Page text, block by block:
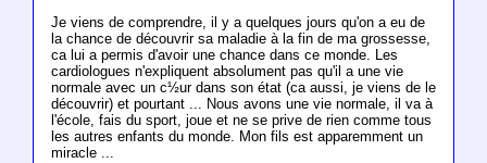
Je viens de comprendre, il y a quelques jours qu'on a eu de
la chance de découvrir sa maladie à la fin de ma grossesse,
ca lui a permis d'avoir une chance dans ce monde. Les
cardiologues n'expliquent absolument pas qu'il a une vie
normale avec un c½ur dans son état (ca aussi, je viens de le
découvrir) et pourtant ... Nous avons une vie normale, il va à
l'école, fais du sport, joue et ne se prive de rien comme tous
les autres enfants du monde. Mon fils est apparemment un
miracle ...